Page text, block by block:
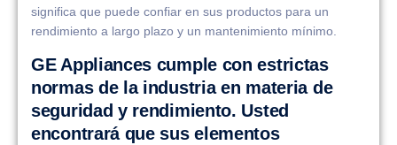
significa que puede confiar en sus productos para un
rendimiento a largo plazo y un mantenimiento mínimo.
GE Appliances cumple con estrictas
normas de la industria en materia de
seguridad y rendimiento. Usted
encontrará que sus elementos